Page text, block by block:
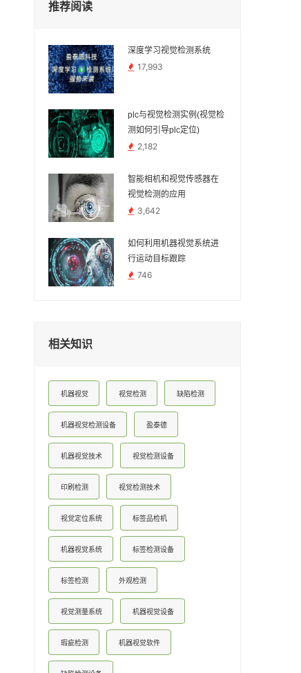
推荐阅读
深度学习视觉检测系统
17,993
plc与视觉检测实例(视觉检
测如何引导plc定位)
2,182
智能相机和视觉传感器在
视觉检测的应用
3,642
如何利用机器视觉系统进
行运动目标跟踪
746
相关知识
机器视觉 视觉检测 缺陷检测
机器视觉检测设备 盈泰德
机器视觉技术 视觉检测设备
印刷检测 视觉检测技术
视觉定位系统 标签品检机
机器视觉系统 标签检测设备
标签检测 外观检测
视觉测量系统 机器视觉设备
瑕疵检测 机器视觉软件